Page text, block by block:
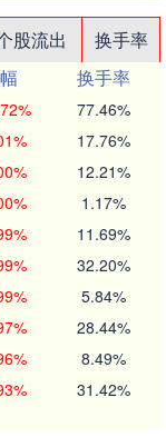
股流出
换手率
换手率
77.46%
17.76%
12.21%
1.17%
11.69%
32.20%
5.84%
28.44%
8.49%
31.42%